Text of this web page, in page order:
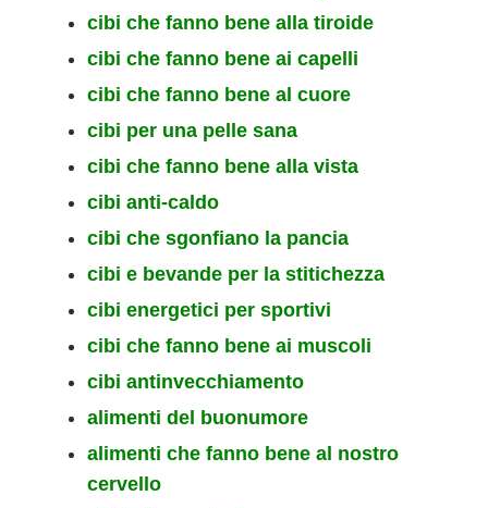
cibi che fanno bene alla tiroide
cibi che fanno bene ai capelli
cibi che fanno bene al cuore
cibi per una pelle sana
cibi che fanno bene alla vista
cibi anti-caldo
cibi che sgonfiano la pancia
cibi e bevande per la stitichezza
cibi energetici per sportivi
cibi che fanno bene ai muscoli
cibi antinvecchiamento
alimenti del buonumore
alimenti che fanno bene al nostro
cervello